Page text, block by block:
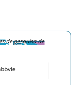
de pesquisa de